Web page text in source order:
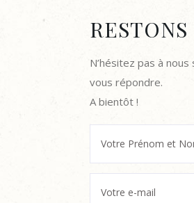
N’hésitez pas à
vous répondre.
A bientôt !